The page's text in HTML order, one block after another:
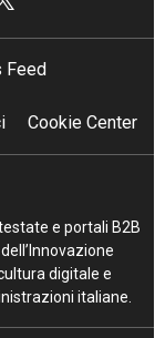
Feed
Cookie Center
e portali B2B
digitale e
italiane.